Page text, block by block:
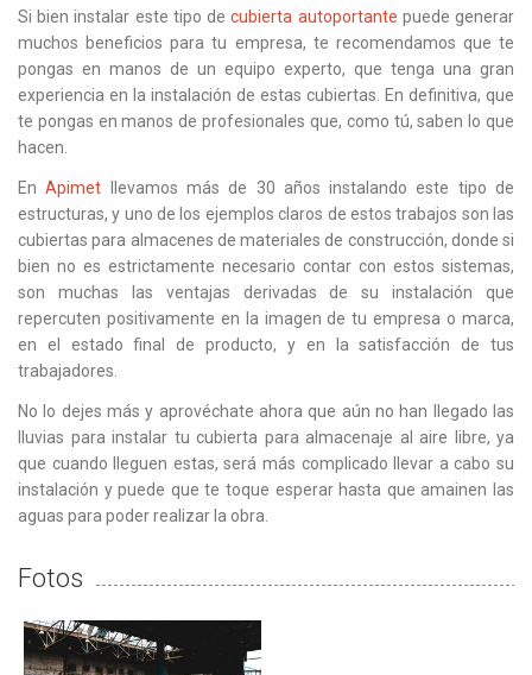
Si bien instalar este tipo decubierta autoportante puede generar
muchos beneficios para tu empresa, te recomendamos que te
pongas en manos de un equipo experto, que tenga una gran
experiencia en la instalación de estas cubiertas. En definitiva, que
te pongas en manos de profesionales que, como tú, saben lo que
hacen.
EnApimet llevamos más de 30 años instalando este tipo de
estructuras, y uno de los ejemplos claros de estos trabajos son las
cubiertas para almacenes de materiales de construcción, donde si
bien no es estrictamente necesario contar con estos sistemas,
son muchas las ventajas derivadas de su instalación que
repercuten positivamente en la imagen de tu empresa o marca,
en el estado final de producto, y en la satisfacción de tus
trabajadores.
No lo dejes más y aprovéchate ahora que aún no han llegado las
lluvias para instalar tu cubierta para almacenaje al aire libre, ya
que cuando lleguen estas, será más complicado llevar a cabo su
instalación y puede que te toque esperar hasta que amainen las
aguas para poder realizar la obra.
Fotos